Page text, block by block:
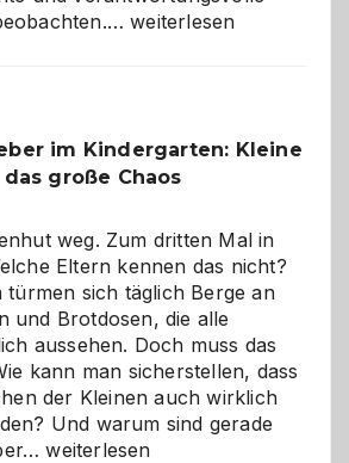
Betreuung
ist
eine
Wahl?
weiterlesen
im Kindergarten: Kleine
große Chaos
weg. Zum dritten Mal in
Eltern kennen das nicht?
türmen sich täglich Berge an
und Brotdosen, die alle
aussehen. Doch muss das
kann man sicherstellen, dass
der Kleinen auch wirklich
Und warum sind gerade
Namensaufkleber
weiterlesen